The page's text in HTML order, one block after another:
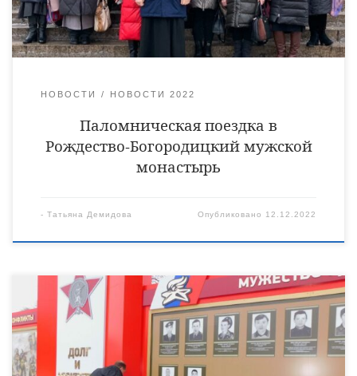
который священник Антоний Лукошин и приложились к
мощам святителя Тихона Задонского. […]
НОВОСТИ НОВОСТИ 2022
Паломническая поездка в
Рождество-Богородицкий мужской
монастырь
- Татьяна Демидова Опубликовано 12.12.2022
11 декабря, в День памяти воинов, погибших в ходе боевых
действий в Чеченской республике, в парке «Патриот» города
Уварово состоялся траурный митинг. Заупокойную литию по
всем погибшим совершил настоятель Покровского храма села